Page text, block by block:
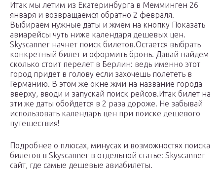
Итак мы летим из Екатеринбурга в Мемминген 26
января и возвращаемся обратно 2 февраля.
Выбираем нужные даты и жмем на кнопку Показать
авиарейсы чуть ниже календаря дешевых цен.
Skyscanner начнет поиск билетов.Остается выбрать
конкретный билет и оформить бронь. Давай найдем
сколько стоит перелет в Берлин: ведь именно этот
город придет в голову если захочешь полететь в
Германию. В этом же окне жми на название города
вверху, вводи и запускай поиск рейсов.Итак билет на
эти же даты обойдется в 2 раза дороже. Не забывай
использовать календарь цен при поиске дешевого
путешествия!
Подробнее о плюсах, минусах и возможностях поиска
билетов в Skyscanner в отдельной статье: Skyscanner
сайт, где самые дешевые авиабилеты.